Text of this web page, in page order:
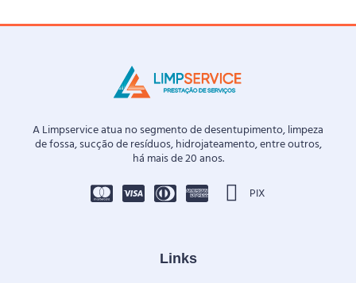
A Limpservice atua no segmento de desentupimento, limpeza
de fossa, sucção de resíduos, hidrojateamento, entre outros,
há mais de 20 anos.
PIX
Links